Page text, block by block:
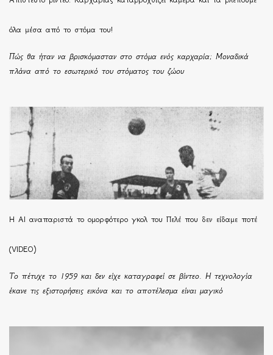
όλα μέσα από το στόμα του!
Πώς θα ήταν να βρισκόμασταν στο στόμα ενός καρχαρία; Μοναδικά
πλάνα από το εσωτερικό του στόματος του ζώου
Η ΑΙ αναπαριστά το ομορφότερο γκολ του Πελέ που δεν είδαμε ποτέ
(VIDEO)
Το πέτυχε το 1959 και δεν είχε καταγραφεί σε βίντεο. Η τεχνολογία
έκανε τις εξιστορήσεις εικόνα και το αποτέλεσμα είναι μαγικό